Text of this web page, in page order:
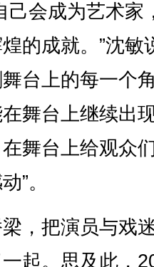
会成为艺术家
的成就。”沈敏
台上的每一个
舞台上继续出
舞台上给观众
”。
把演员与戏
起。思及此，